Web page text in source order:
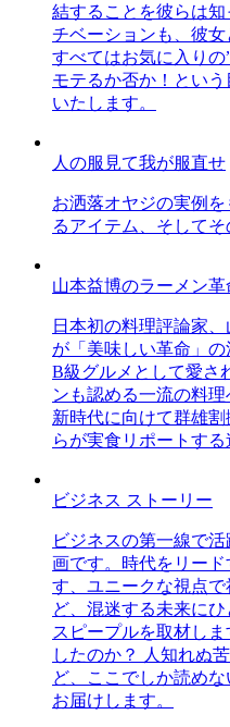
結することを彼らは
チベーションも、彼女
すべてはお気に入り
モテるか否か！とい
いたします。
人の服見て我が服直せ
お洒落オヤジの実例
るアイテム、そしてそ
山本益博のラーメン革
日本初の料理評論家
が「美味しい革命」
B級グルメとして愛さ
ンも認める一流の料理
新時代に向けて群雄
らが実食リポートする
ビジネス ストーリー
ビジネスの第一線で
画です。時代をリー
す、ユニークな視点
ど、混迷する未来に
スピープルを取材し
したのか？ 人知れぬ
ど、ここでしか読め
お届けします。